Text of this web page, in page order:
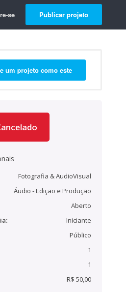
se Publicar projeto
um projeto como este
Fotografia & AudioVisual
Áudio - Edição e Produção
Aberto
Iniciante
Público
1
1
R$ 50,00